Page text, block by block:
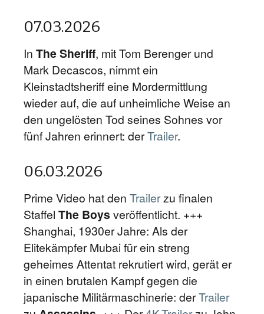
07.03.2026
In The Sheriff, mit Tom Berenger und
Mark Decascos, nimmt ein
Kleinstadtsheriff eine Mordermittlung
wieder auf, die auf unheimliche Weise an
den ungelösten Tod seines Sohnes vor
fünf Jahren erinnert: derTrailer.
06.03.2026
Prime Video hat den Trailerzu finalen
Staffel The Boys veröffentlicht. +++
Shanghai, 1930er Jahre: Als der
Elitekämpfer Mubai für ein streng
geheimes Attentat rekrutiert wird, gerät er
in einen brutalen Kampf gegen die
japanische Militärmaschinerie: derTrailer